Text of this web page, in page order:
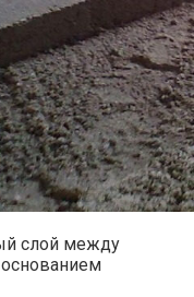
слой между